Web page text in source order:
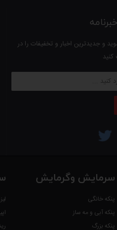
و جدیدترین اخبار و تخفیفات را در
سرمایش وگرمایش
پنکه خانگی
پنکه آبی و مه ساز
پنکه بزرگ